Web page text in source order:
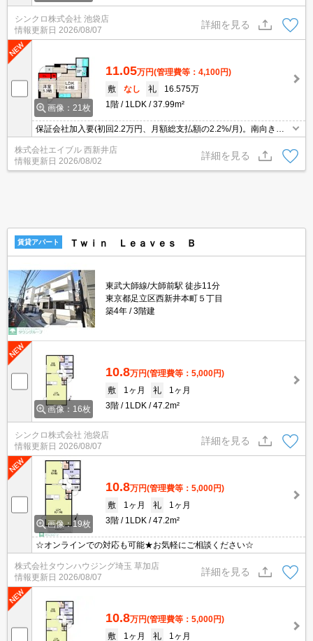
シンクロ株式会社 池袋店
情報更新日 2026/08/07
詳細を見る
画像：21枚
11.05万円(管理費等：4,100円)
敷
なし 礼
16.575万
1階
1LDK 37.99m²
保証会社加入要(初回2.2万円、月額総支払額の2.2%/月)。南向きで
日当り良好。全戸角部屋。浴室乾燥機付。室内物干しあり。TVモニ
ター付インターホン。エアコン2基付き。床下収納付き。独立洗面
台。
株式会社エイブル 西新井店
情報更新日 2026/08/02
詳細を見る
賃貸アパート Ｔｗｉｎ Ｌｅａｖｅｓ Ｂ
東武大師線/大師前駅 徒歩11分
東京都足立区西新井本町５丁目
築4年
3階建
画像：16枚
10.8万円(管理費等：5,000円)
敷
1ヶ月 礼
1ヶ月
3階
1LDK 47.2m²
シンクロ株式会社 池袋店
情報更新日 2026/08/07
詳細を見る
画像：19枚
10.8万円(管理費等：5,000円)
敷
1ヶ月 礼
1ヶ月
3階
1LDK 47.2m²
☆オンラインでの対応も可能★お気軽にご相談ください☆
株式会社タウンハウジング埼玉 草加店
情報更新日 2026/08/07
詳細を見る
10.8万円(管理費等：5,000円)
敷
1ヶ月 礼
1ヶ月